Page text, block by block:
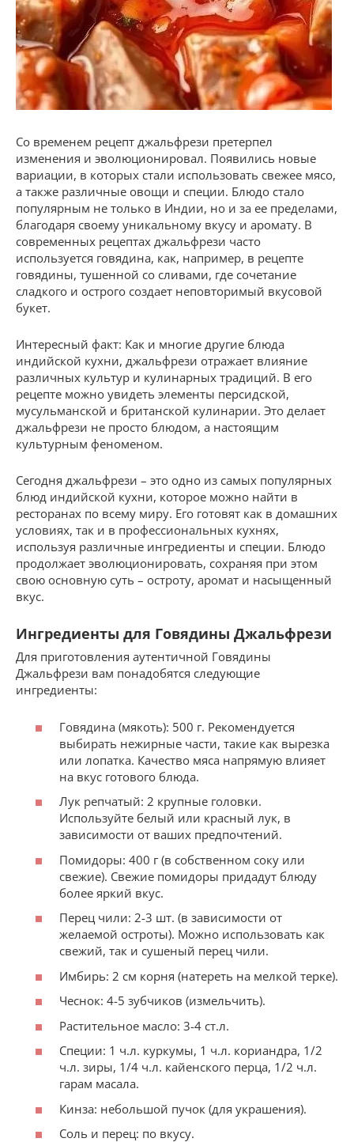
Со временем рецепт джальфрези претерпел
изменения и эволюционировал. Появились новые
вариации, в которых стали использовать свежее мясо,
а также различные овощи и специи. Блюдо стало
популярным не только в Индии, но и за ее пределами,
благодаря своему уникальному вкусу и аромату. В
современных рецептах джальфрези часто
используется говядина, как, например, в рецепте
говядины, тушенной со сливами, где сочетание
сладкого и острого создает неповторимый вкусовой
букет.
Интересный факт: Как и многие другие блюда
индийской кухни, джальфрези отражает влияние
различных культур и кулинарных традиций. В его
рецепте можно увидеть элементы персидской,
мусульманской и британской кулинарии. Это делает
джальфрези не просто блюдом, а настоящим
культурным феноменом.
Сегодня джальфрези – это одно из самых популярных
блюд индийской кухни, которое можно найти в
ресторанах по всему миру. Его готовят как в домашних
условиях, так и в профессиональных кухнях,
используя различные ингредиенты и специи. Блюдо
продолжает эволюционировать, сохраняя при этом
свою основную суть – остроту, аромат и насыщенный
вкус.
Ингредиенты для Говядины Джальфрези
Для приготовления аутентичной Говядины
Джальфрези вам понадобятся следующие
ингредиенты:
Говядина (мякоть): 500 г. Рекомендуется
выбирать нежирные части, такие как вырезка
или лопатка. Качество мяса напрямую влияет
на вкус готового блюда.
Лук репчатый: 2 крупные головки.
Используйте белый или красный лук, в
зависимости от ваших предпочтений.
Помидоры: 400 г (в собственном соку или
свежие). Свежие помидоры придадут блюду
более яркий вкус.
Перец чили: 2-3 шт. (в зависимости от
желаемой остроты). Можно использовать как
свежий, так и сушеный перец чили.
Имбирь: 2 см корня (натереть на мелкой терке).
Чеснок: 4-5 зубчиков (измельчить).
Растительное масло: 3-4 ст.л.
Специи: 1 ч.л. куркумы, 1 ч.л. кориандра, 1/2
ч.л. зиры, 1/4 ч.л. кайенского перца, 1/2 ч.л.
гарам масала.
Кинза: небольшой пучок (для украшения).
Соль и перец: по вкусу.